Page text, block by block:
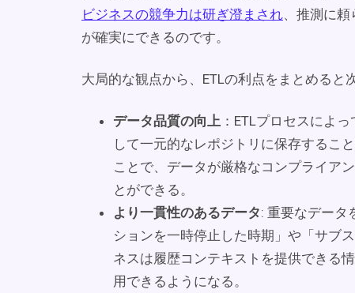
ビジネスの競争力は研ぎ澄まされ、推測に
が確実にできるのです。
大局的な観点から、ETLの利点をまとめると
データ品質の向上 ：ETLプロセスによ
して一元的なレポジトリに保存するこ
ことで、データが厳格なコンプライア
とができる。
より一貫性のあるデータ: 重要なデータ
ションを一時停止した時期」や「サブ
ネスは履歴コンテキストを提供できる
用できるようになる。